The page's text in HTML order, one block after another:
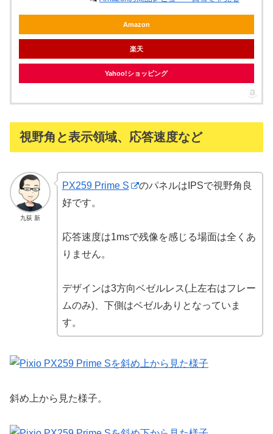
Amazon
楽天
Yahoo!ショッピング
視野角と表示領域、応答速度など
九荻 新
PX259 Prime S
のパネルはIPSで視野角良
好です。
応答速度は1msで残像を感じる場面は全くあ
りません。
デザインは3方向ベゼルレス(上左右はフレー
ムのみ)、下側はベゼルありとなっていま
す。
斜め上から見た様子。